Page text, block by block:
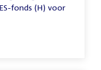
fonds (H) voor